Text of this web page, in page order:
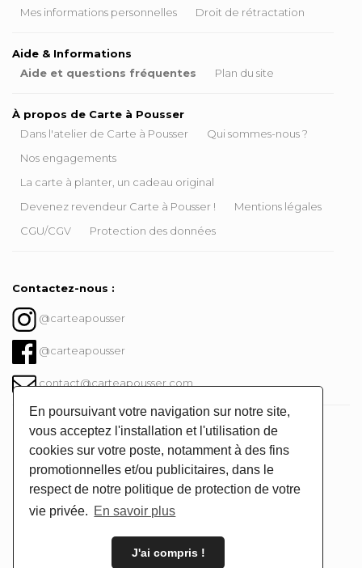
En poursuivant votre navigation sur notre site,
vous acceptez l'installation et l'utilisation de
cookies sur votre poste, notamment à des fins
promotionnelles et/ou publicitaires, dans le
respect de notre politique de protection de votre
vie privée. En savoir plus
J'ai compris !
Mes informations personnelles
Droit de rétractation
Aide & Informations
Aide et questions fréquentes
Plan du site
À propos de Carte à Pousser
Dans l'atelier de Carte à Pousser
Qui sommes-nous ?
Nos engagements
La carte à planter, un cadeau original
Devenez revendeur Carte à Pousser !
Mentions légales
CGU/CGV
Protection des données
Contactez-nous :
@carteapousser
@carteapousser
contact@carteapousser.com
Instagram @carteapousser